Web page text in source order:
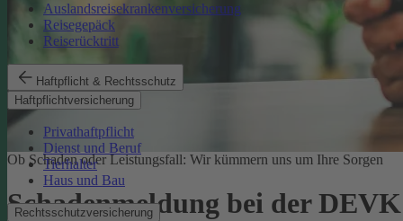
Auslandsreisekrankenversicherung
Reisegepäck
Reiserücktritt
Haftpflicht & Rechtsschutz
Haftpflichtversicherung
Privathaftpflicht
Dienst und Beruf
Tierhalter
Haus und Bau
Rechtsschutzversicherung
Ob Schaden oder Leistungsfall: Wir kümmern uns um Ihre Sorgen
Schadenmeldung bei der DEVK